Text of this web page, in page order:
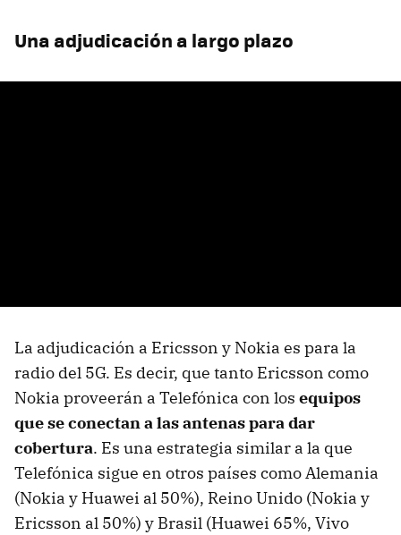
Una adjudicación a largo plazo
La adjudicación a Ericsson y Nokia es para la
radio del 5G. Es decir, que tanto Ericsson como
Nokia proveerán a Telefónica con los equipos
que se conectan a las antenas para dar
cobertura. Es una estrategia similar a la que
Telefónica sigue en otros países como Alemania
(Nokia y Huawei al 50%), Reino Unido (Nokia y
Ericsson al 50%) y Brasil (Huawei 65%, Vivo